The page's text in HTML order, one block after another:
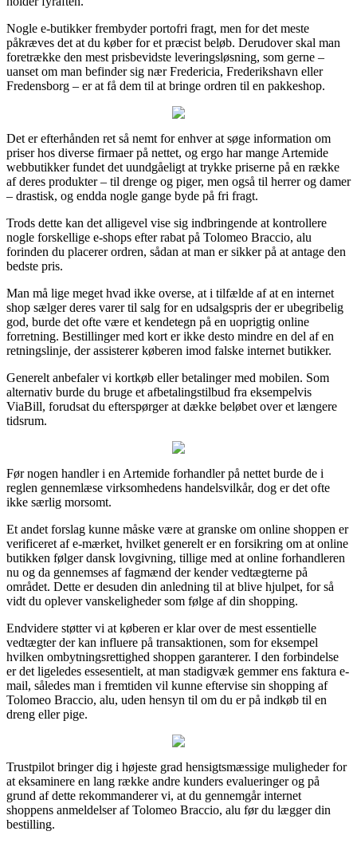
Nogle e-butikker frembyder portofri fragt, men for det meste
påkræves det at du køber for et præcist beløb. Derudover skal man
foretrække den mest prisbevidste leveringsløsning, som gerne –
uanset om man befinder sig nær Fredericia, Frederikshavn eller
Fredensborg – er at få dem til at bringe ordren til en pakkeshop.
Det er efterhånden ret så nemt for enhver at søge information om
priser hos diverse firmaer på nettet, og ergo har mange Artemide
webbutikker fundet det uundgåeligt at trykke priserne på en række
af deres produkter – til drenge og piger, men også til herrer og damer
– drastisk, og endda nogle gange byde på fri fragt.
Trods dette kan det alligevel vise sig indbringende at kontrollere
nogle forskellige e-shops efter rabat på Tolomeo Braccio, alu
forinden du placerer ordren, sådan at man er sikker på at antage den
bedste pris.
Man må lige meget hvad ikke overse, at i tilfælde af at en internet
shop sælger deres varer til salg for en udsalgspris der er ubegribelig
god, burde det ofte være et kendetegn på en uoprigtig online
forretning. Bestillinger med kort er ikke desto mindre en del af en
retningslinje, der assisterer køberen imod falske internet butikker.
Generelt anbefaler vi kortkøb eller betalinger med mobilen. Som
alternativ burde du bruge et afbetalingstilbud fra eksempelvis
ViaBill, forudsat du efterspørger at dække beløbet over et længere
tidsrum.
Før nogen handler i en Artemide forhandler på nettet burde de i
reglen gennemlæse virksomhedens handelsvilkår, dog er det ofte
ikke særlig morsomt.
Et andet forslag kunne måske være at granske om online shoppen er
verificeret af e-mærket, hvilket generelt er en forsikring om at online
butikken følger dansk lovgivning, tillige med at online forhandleren
nu og da gennemses af fagmænd der kender vedtægterne på
området. Dette er desuden din anledning til at blive hjulpet, for så
vidt du oplever vanskeligheder som følge af din shopping.
Endvidere støtter vi at køberen er klar over de mest essentielle
vedtægter der kan influere på transaktionen, som for eksempel
hvilken ombytningsrettighed shoppen garanterer. I den forbindelse
er det ligeledes essesentielt, at man stadigvæk gemmer ens faktura e-
mail, således man i fremtiden vil kunne eftervise sin shopping af
Tolomeo Braccio, alu, uden hensyn til om du er på indkøb til en
dreng eller pige.
Trustpilot bringer dig i højeste grad hensigtsmæssige muligheder for
at eksaminere en lang række andre kunders evalueringer og på
grund af dette rekommanderer vi, at du gennemgår internet
shoppens anmeldelser af Tolomeo Braccio, alu før du lægger din
bestilling.